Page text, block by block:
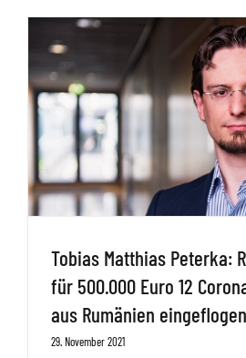
Tobias Matthias Peterka:
für 500.000 Euro 12
aus Rumänien eingeflogen
29. November 2021